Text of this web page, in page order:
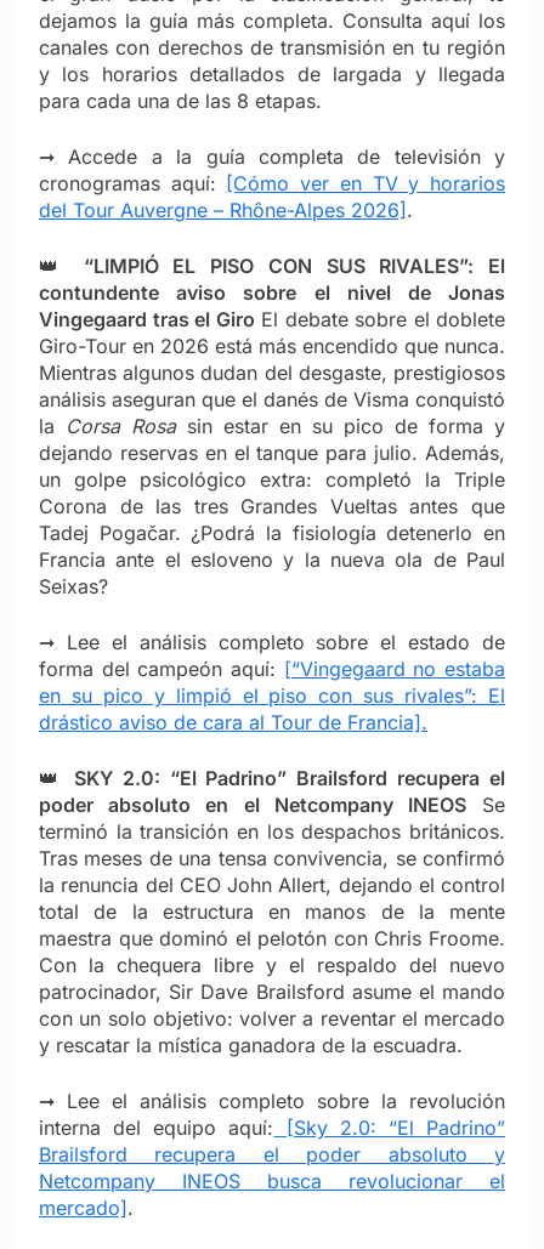
dejamos la guía más completa. Consulta aquí los
canales con derechos de transmisión en tu región
y los horarios detallados de largada y llegada
para cada una de las 8 etapas.
➞ Accede a la guía completa de televisión y
cronogramas aquí: [Cómo ver en TV y horarios
del Tour Auvergne – Rhône-Alpes 2026].
👑 “LIMPIÓ EL PISO CON SUS RIVALES”: El
contundente aviso sobre el nivel de Jonas
Vingegaard tras el Giro El debate sobre el doblete
Giro-Tour en 2026 está más encendido que nunca.
Mientras algunos dudan del desgaste, prestigiosos
análisis aseguran que el danés de Visma conquistó
la Corsa Rosasin estar en su pico de forma y
dejando reservas en el tanque para julio. Además,
un golpe psicológico extra: completó la Triple
Corona de las tres Grandes Vueltas antes que
Tadej Pogačar. ¿Podrá la fisiología detenerlo en
Francia ante el esloveno y la nueva ola de Paul
Seixas?
➞ Lee el análisis completo sobre el estado de
forma del campeón aquí: [“Vingegaard no estaba
en su pico y limpió el piso con sus rivales”: El
drástico aviso de cara al Tour de Francia].
👑 SKY 2.0: “El Padrino” Brailsford recupera el
poder absoluto en el Netcompany INEOSSe
terminó la transición en los despachos británicos.
Tras meses de una tensa convivencia, se confirmó
la renuncia del CEO John Allert, dejando el control
total de la estructura en manos de la mente
maestra que dominó el pelotón con Chris Froome.
Con la chequera libre y el respaldo del nuevo
patrocinador, Sir Dave Brailsford asume el mando
con un solo objetivo: volver a reventar el mercado
y rescatar la mística ganadora de la escuadra.
➞ Lee el análisis completo sobre la revolución
interna del equipo aquí: [Sky 2.0: “El Padrino”
Brailsford recupera el poder absoluto y
Netcompany INEOS busca revolucionar el
mercado].